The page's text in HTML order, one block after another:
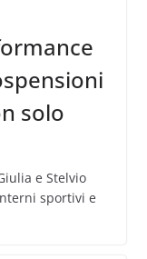
solo
e Stelvio
sportivi e